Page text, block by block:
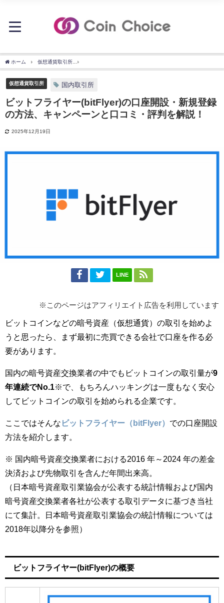
ホーム 仮想通貨取引所
仮想通貨取引所 国内取引所
ビットフライヤー(bitFlyer)の口座開設・新規登録
の方法、キャンペーンと口コミ・評判を解説！
2025年12月19日
LINE
※このページはアフィリエイト広告を利用しています
ビットコインなどの暗号資産（仮想通貨）の取引を始めよ
うと思ったら、まず最初に売買できる会社で口座を作る必
要があります。
国内の暗号資産交換業者の中でもビットコインの取引量が9
年連続でNo.1 ※で、もちろんハッキングは一度もなく安心
してビットコインの取引を始められる企業です。
ここではそんな ビットフライヤー（bitFlyer） での口座開設
方法を紹介します。
※ 国内暗号資産交換業者における2016 年～2024 年の差金
決済および先物取引を含んだ年間出来高。
（日本暗号資産取引業協会が公表する統計情報および国内
暗号資産交換業者各社が公表する取引データに基づき当社
にて集計。日本暗号資産取引業協会の統計情報については
2018年以降分を参照）
ビットフライヤー(bitFlyer)の概要